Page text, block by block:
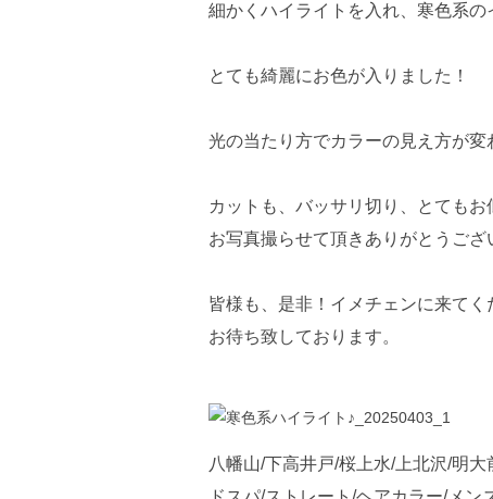
細かくハイライトを入れ、寒色系の
とても綺麗にお色が入りました！
光の当たり方でカラーの見え方が
カットも、バッサリ切り、とてもお
お写真撮らせて頂きありがとうござ
皆様も、是非！イメチェンに来てく
お待ち致しております。
八幡山/下高井戸/桜上水/上北沢/明